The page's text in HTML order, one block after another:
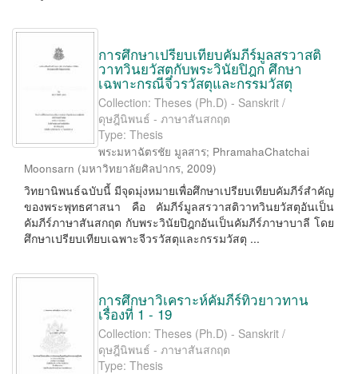
การศึกษาเปรียบเทียบคัมภีร์มูลสรวาสติ
วาทวินยวัสตุกับพระวินัยปิฎก ศึกษา
เฉพาะกรณีจีวรวัสตุและกรรมวัสตุ
Collection: Theses (Ph.D) - Sanskrit /
ดุษฎีนิพนธ์ - ภาษาสันสกฤต
Type: Thesis
พระมหาฉัตรชัย มูลสาร; PhramahaChatchai
Moonsarn (มหาวิทยาลัยศิลปากร, 2009)
วิทยานิพนธ์ฉบับนี้ มีจุดมุ่งหมายเพื่อศึกษาเปรียบเทียบคัมภีร์สำคัญ
ของพระพุทธศาสนา คือ คัมภีร์มูลสรวาสติวาทวินยวัสตุอันเป็น
คัมภีร์ภาษาสันสกฤต กับพระวินัยปิฎกอันเป็นคัมภีร์ภาษาบาลี โดย
ศึกษาเปรียบเทียบเฉพาะจีวรวัสตุและกรรมวัสตุ ...
การศึกษาวิเคราะห์คัมภีร์ทิวยาวทาน
เรื่องที่ 1 - 19
Collection: Theses (Ph.D) - Sanskrit /
ดุษฎีนิพนธ์ - ภาษาสันสกฤต
Type: Thesis